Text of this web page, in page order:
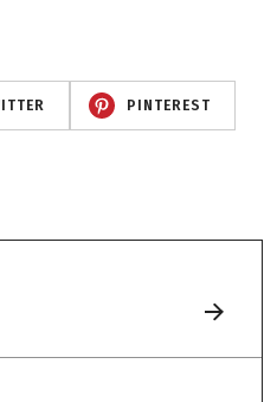
PINTEREST